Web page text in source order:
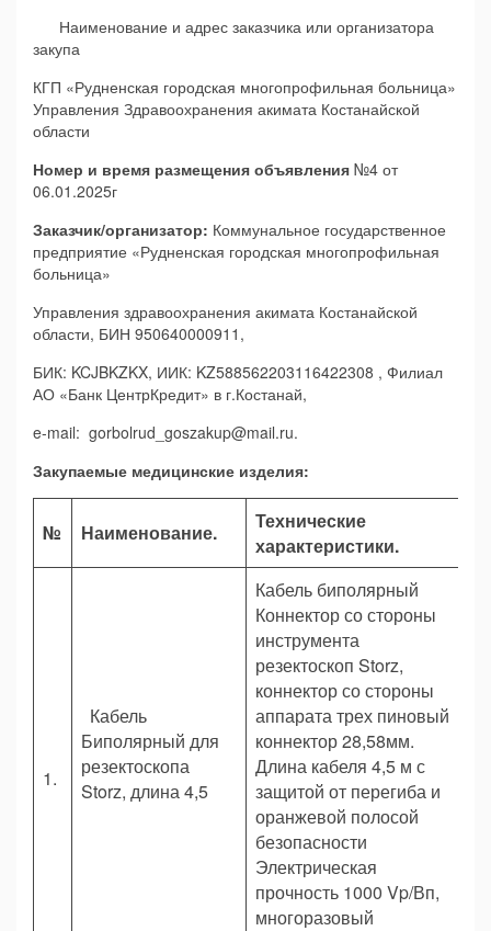
Наименование и адрес заказчика или организатора
закупа
КГП «Рудненская городская многопрофильная больница»
Управления Здравоохранения акимата Костанайской
области
Номер и время размещения объявления №4 от
06.01.2025г
Заказчик/организатор: Коммунальное государственное
предприятие «Рудненская городская многопрофильная
больница»
Управления здравоохранения акимата Костанайской
области, БИН 950640000911,
БИК: KCJBKZKX, ИИК: KZ588562203116422308 , Филиал
АО «Банк ЦентрКредит» в г.Костанай,
e-mail: gorbolrud_goszakup@mail.ru.
Закупаемые медицинские изделия:
№ Наименование.
Технические
характеристики.
1.
Кабель
Биполярный для
резектоскопа
Storz, длина 4,5
Кабель биполярный
Коннектор со стороны
инструмента
резектоскоп Storz,
коннектор со стороны
аппарата трех пиновый
коннектор 28,58мм.
Длина кабеля 4,5 м с
защитой от перегиба и
оранжевой полосой
безопасности
Электрическая
прочность 1000 Vp/Вп,
многоразовый